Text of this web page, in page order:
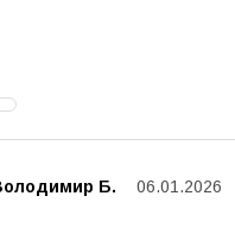
Б. 06.01.2026